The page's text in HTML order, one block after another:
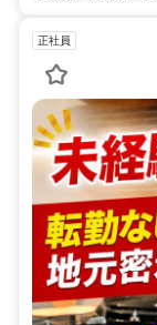
正社員